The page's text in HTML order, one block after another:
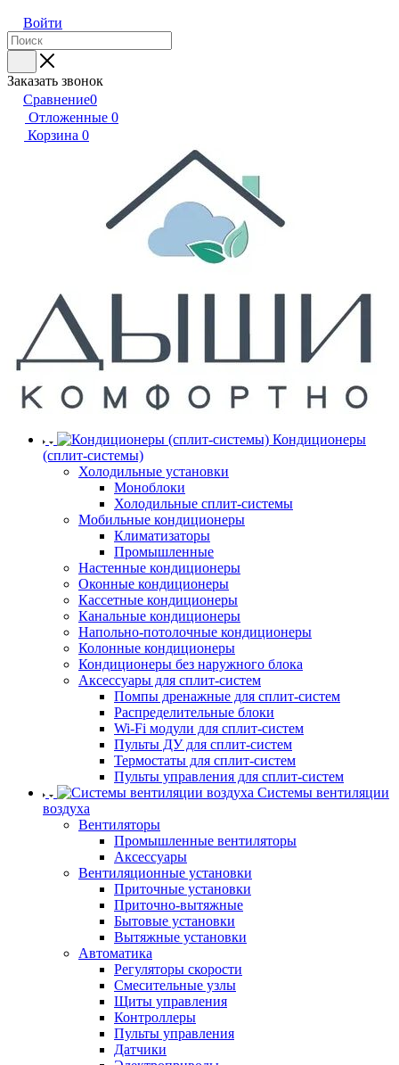
Войти
Заказать звонок
Сравнение0
Отложенные 0
Корзина 0
Кондиционеры
(сплит-системы)
Холодильные установки
Моноблоки
Холодильные сплит-системы
Мобильные кондиционеры
Климатизаторы
Промышленные
Настенные кондиционеры
Оконные кондиционеры
Кассетные кондиционеры
Канальные кондиционеры
Напольно-потолочные кондиционеры
Колонные кондиционеры
Кондиционеры без наружного блока
Аксессуары для сплит-систем
Помпы дренажные для сплит-систем
Распределительные блоки
Wi-Fi модули для сплит-систем
Пульты ДУ для сплит-систем
Термостаты для сплит-систем
Пульты управления для сплит-систем
Системы вентиляции
воздуха
Вентиляторы
Промышленные вентиляторы
Аксессуары
Вентиляционные установки
Приточные установки
Приточно-вытяжные
Бытовые установки
Вытяжные установки
Автоматика
Регуляторы скорости
Смесительные узлы
Щиты управления
Контроллеры
Пульты управления
Датчики